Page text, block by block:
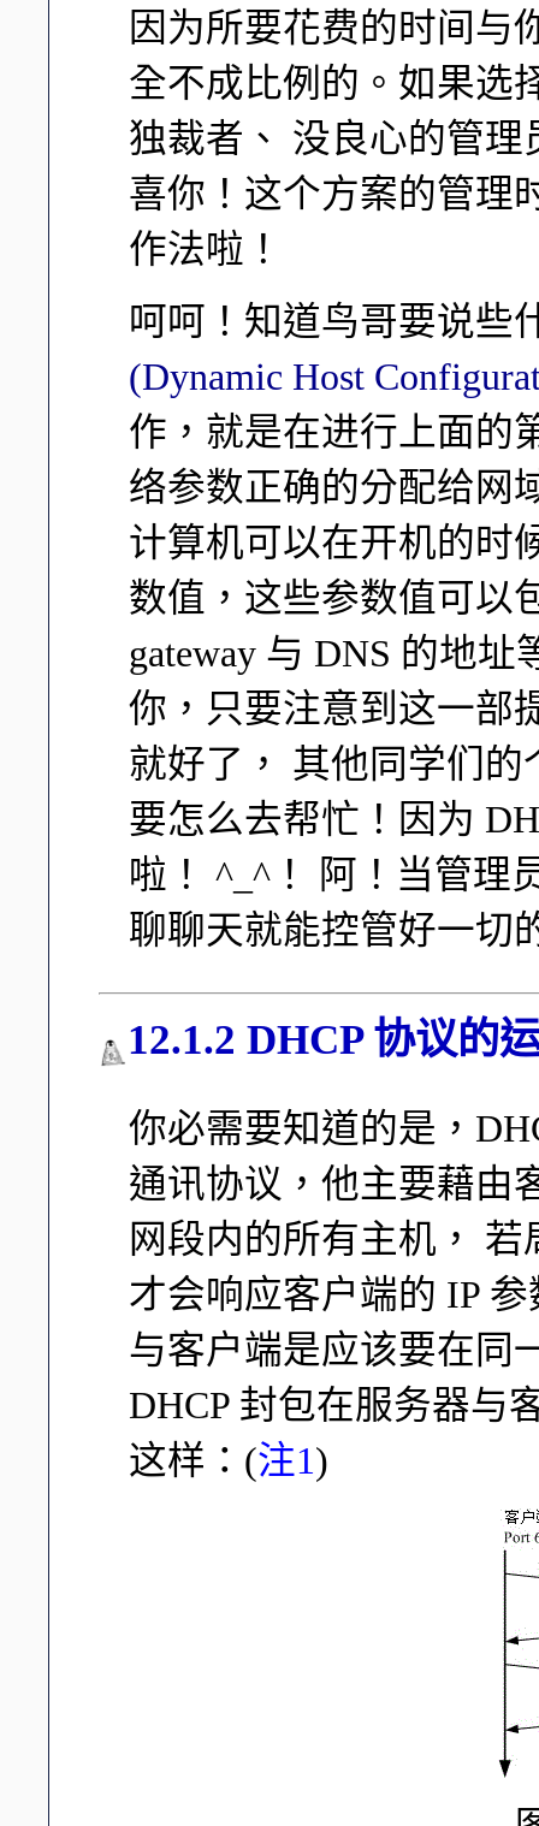
因为所要花费的时间与
全不成比例的。如果选
独裁者、 没良心的管
喜你！这个方案的管理
作法啦！
呵呵！知道鸟哥要说些
(Dynamic Host
作，就是在进行上面的
络参数正确的分配给网
计算机可以在开机的时
数值，这些参数值可以
gateway 与 DNS 的地
你，只要注意到这一部
就好了， 其他同学们
要怎么去帮忙！因为
啦！ ^_^！ 阿！当管理
聊聊天就能控管好一切
12.1.2 DHCP 协议的
你必需要知道的是，
通讯协议，他主要藉由
网段内的所有主机，
才会响应客户端的 IP
与客户端是应该要在同
DHCP 封包在服务器与
这样：(注1)